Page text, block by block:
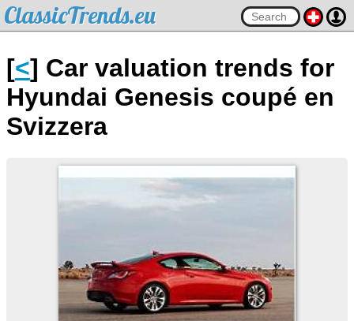
ClassicTrends.eu
[<] Car valuation trends for
Hyundai Genesis coupé en
Svizzera